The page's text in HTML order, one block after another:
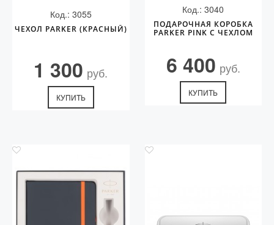
Код.: 3055
ЧЕХОЛ PARKER (КРАСНЫЙ)
1 300 руб.
КУПИТЬ
Код.: 3040
ПОДАРОЧНАЯ КОРОБКА
PARKER PINK С ЧЕХЛОМ
6 400 руб.
КУПИТЬ